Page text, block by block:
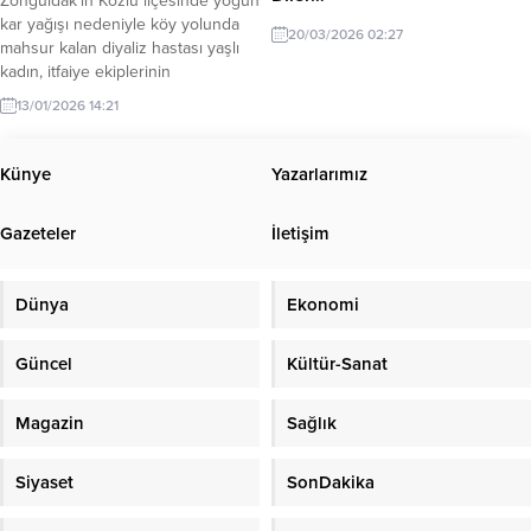
kar yağışı nedeniyle köy yolunda
mahsur kalan diyaliz hastası yaşlı
kadın, itfaiye ekiplerinin
operasyonuyla hastaneye
yetiştirildi. Kozlu ilçesine bağlı
diyaliz tedavisi görmesi gereken
kadın hasta, kar kalınlığının 30
evinden çıkamadı. Yolların
bildirdi....
13/01/2026 14:21
20/03/2026 02:27
Künye Yazarlarımız
Gazeteler İletişim
Dünya Ekonomi
Güncel Kültür-Sanat
Magazin Sağlık
Siyaset SonDakika